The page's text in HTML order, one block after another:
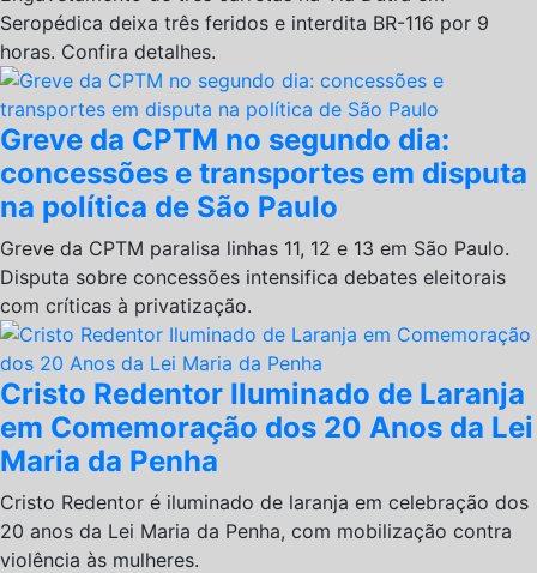
Seropédica deixa três feridos e interdita BR-116 por 9
horas. Confira detalhes.
Greve da CPTM no segundo dia:
concessões e transportes em disputa
na política de São Paulo
Greve da CPTM paralisa linhas 11, 12 e 13 em São Paulo.
Disputa sobre concessões intensifica debates eleitorais
com críticas à privatização.
Cristo Redentor Iluminado de Laranja
em Comemoração dos 20 Anos da Lei
Maria da Penha
Cristo Redentor é iluminado de laranja em celebração dos
20 anos da Lei Maria da Penha, com mobilização contra
violência às mulheres.